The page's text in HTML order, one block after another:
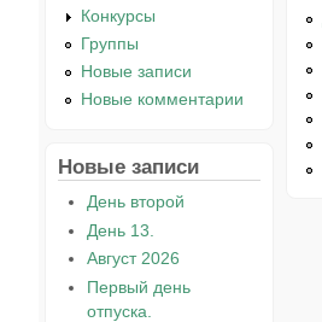
Конкурсы
Группы
Новые записи
Новые комментарии
Новые записи
День второй
День 13.
Август 2026
Первый день
отпуска.